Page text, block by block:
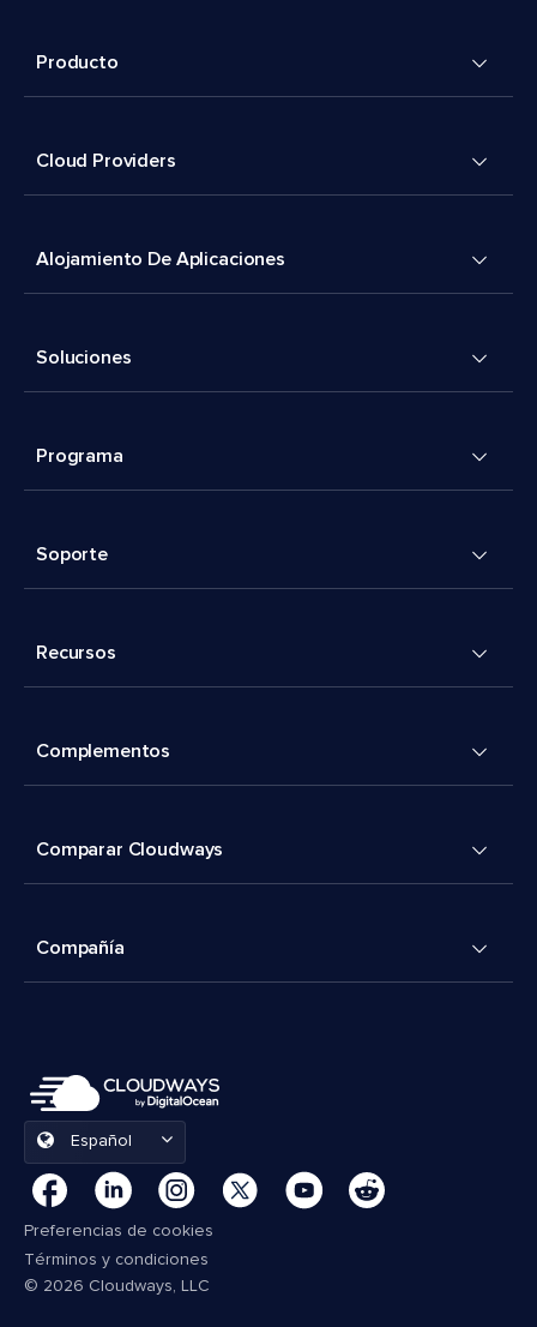
Producto
Cloud Providers
Alojamiento De Aplicaciones
Soluciones
Programa
Soporte
Recursos
Complementos
Comparar Cloudways
Compañía
Español
Preferencias de cookies
Términos y condiciones
© 2026 Cloudways, LLC